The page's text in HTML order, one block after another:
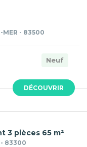
DÉCOUVRIR
MER - 83500
Neuf
3 pièces 65 m²
- 83300